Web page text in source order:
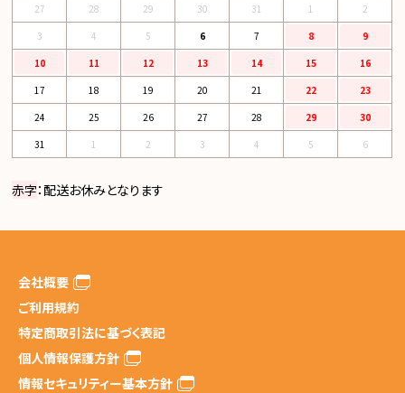
27
28 29 30 31 1
2
3
4 5 6 7 8
9
10
11 12 13 14 15
16
17
18 19 20 21 22
23
24
25 26 27 28 29
30
31
1 2 3 4 5 6
赤字：配送お休みとなります
会社概要
ご利用規約
特定商取引法に基づく表記
個人情報保護方針
情報セキュリティー基本方針